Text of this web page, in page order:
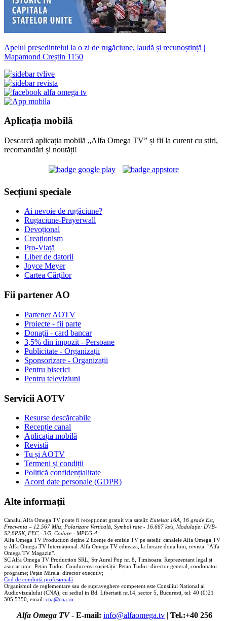
Apelul președintelui la o zi de rugăciune, laudă și recunoștință |
Mapamond Creștin 1150
Aplicația mobilă
Descarcă aplicația mobilă „Alfa Omega TV” și fii la curent cu știri,
recomandări și noutăți!
Secțiuni speciale
Ai nevoie de rugăciune?
Rugaciune-Prayerwall
Devoțional
Creaționism
Pro-Viață
Liber de datorii
Joyce Meyer
Cartea Cărților
Fii partener AO
Partener AOTV
Proiecte - fii parte
Donații - card bancar
3,5% din impozit - Persoane
Publicitate - Organizații
Sponsorizare - Organizații
Pentru biserici
Pentru televiziuni
Servicii AOTV
Resurse descărcabile
Recepție canal
Aplicația mobilă
Revistă
Tu și AOTV
Termeni și condiții
Politică confidențialitate
Acord date personale (GDPR)
Alte informații
Canalul Alfa Omega TV poate fi recepționat gratuit via satelit: Eutelsat 16A, 16 grade Est,
Frecventa – 12.567 Mhz, Polarizare Verticală, Symbol rate - 16.667 ks/s, Modulație: DVB-
S2,8PSK, FEC - 3/5, Codare - MPEG-4
Alfa Omega TV Production deține 2 licențe de emisie TV pe satelit: canalele Alfa Omega TV
și Alfa Omega TV Internațional. Alfa Omega TV editeaza, la fiecare doua luni, revista: "Alfa
Omega TV Magazin".
SC Alfa Omega TV Production SRL, Str Aurel Pop nr. 8, Timisoara. Reprezentant legal și
asociat unic: Pețan Tudor. Conducerea societății: Pețan Tudor: director general, coodonator
programe; Pețan Mirela: director executiv;
Cod de conduită profesională
Organismul de reglementare sau de supraveghere competent este Consiliul National al
Audiovizualului (CNA), cu sediul in Bd. Libertatii nr.14, sector 5, Bucuresti, tel: 40 (0)21
305 5350, email: cna@cna.ro
Alfa Omega TV- E-mail: info@alfaomega.tv | Tel.:+40 256